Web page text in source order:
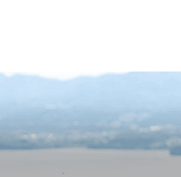
総菜
定期購読雑誌
伝統工芸